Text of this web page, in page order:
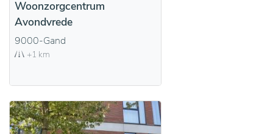
Woonzorgcentrum
Avondvrede
9000-Gand
+1 km